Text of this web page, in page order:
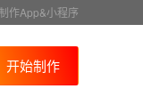
作App&小程序
开始制作